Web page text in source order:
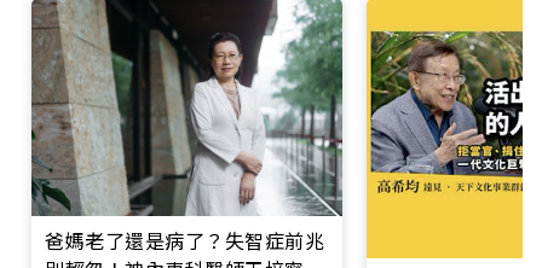
爸媽老了還是病了？失智症前兆